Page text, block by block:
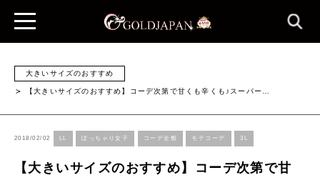
大きいサイズのおすすめ
【大きいサイズのおすすめ】コーデ次第で甘くも辛くも♪スーパー…
2018/02/02 LL ぽっちゃり女子 コーデ全般 モテコーデ 3L
【大きいサイズのおすすめ】コーデ次第で甘